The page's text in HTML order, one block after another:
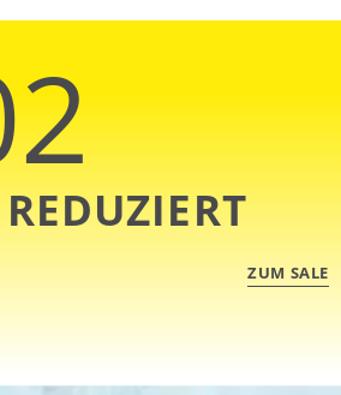
ZUM SALE